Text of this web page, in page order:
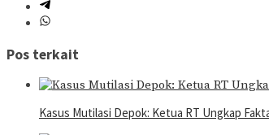
Pos terkait
Kasus Mutilasi Depok: Ketua RT Ungkap